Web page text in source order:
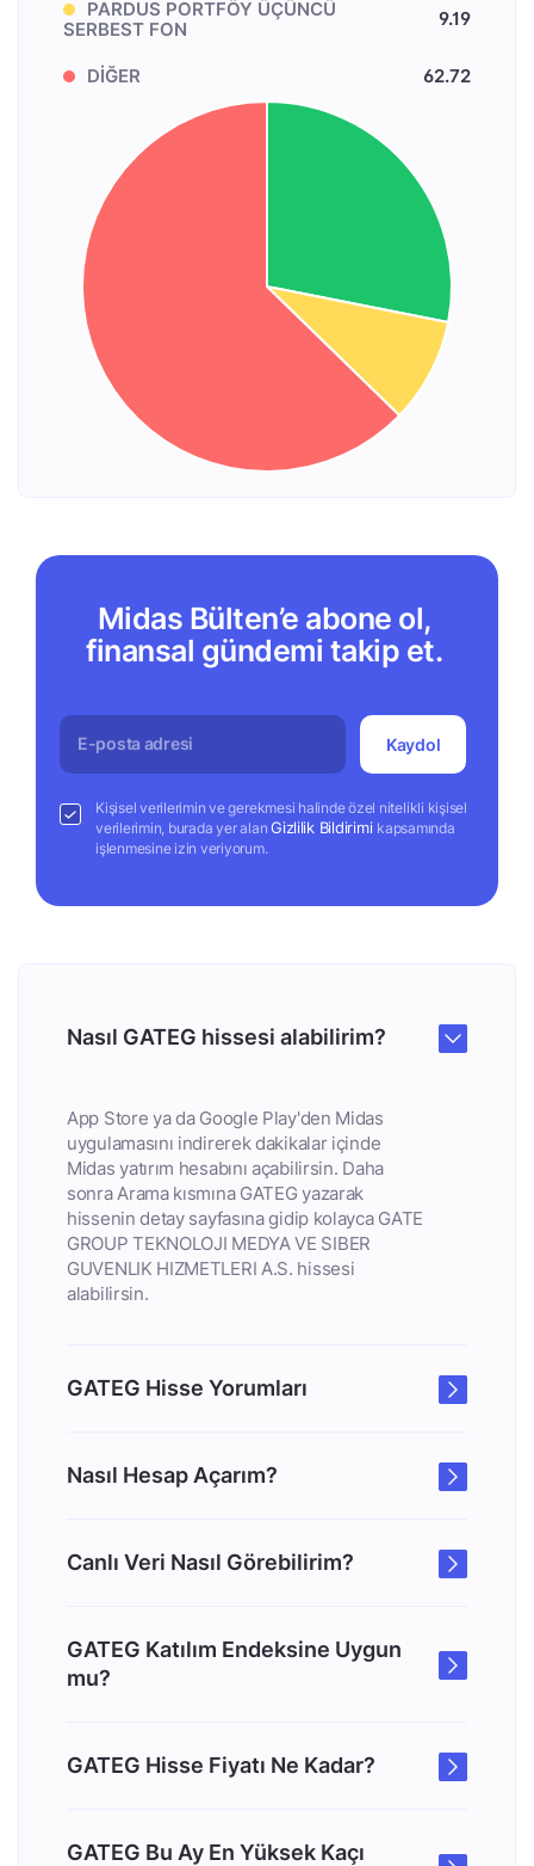
PARDUS PORTFÖY ÜÇÜNCÜ
SERBEST FON
9.19
DİĞER 62.72
Midas Bülten’e abone ol,
finansal gündemi takip et.
Kaydol
Kişisel verilerimin ve gerekmesi halinde özel nitelikli kişisel
verilerimin, burada yer alanGizlilik Bildirimi kapsamında
işlenmesine izin veriyorum.
Nasıl GATEG hissesi alabilirim?
App Store ya da Google Play'den Midas
uygulamasını indirerek dakikalar içinde
Midas yatırım hesabını açabilirsin. Daha
sonra Arama kısmına GATEG yazarak
hissenin detay sayfasına gidip kolayca GATE
GROUP TEKNOLOJI MEDYA VE SIBER
GUVENLIK HIZMETLERI A.S. hissesi
alabilirsin.
GATEG Hisse Yorumları
Nasıl Hesap Açarım?
Canlı Veri Nasıl Görebilirim?
GATEG Katılım Endeksine Uygun
mu?
GATEG Hisse Fiyatı Ne Kadar?
GATEG Bu Ay En Yüksek Kaçı